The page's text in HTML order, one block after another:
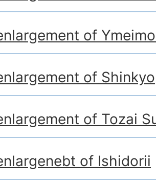
of
of Shinkyo
of Tozai
of Ishidorii